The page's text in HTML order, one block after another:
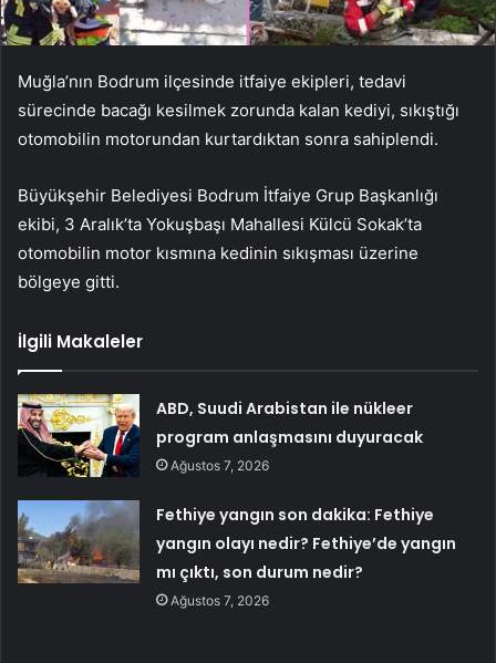
Muğla’nın Bodrum ilçesinde itfaiye ekipleri, tedavi
sürecinde bacağı kesilmek zorunda kalan kediyi, sıkıştığı
otomobilin motorundan kurtardıktan sonra sahiplendi.
Büyükşehir Belediyesi Bodrum İtfaiye Grup Başkanlığı
ekibi, 3 Aralık’ta Yokuşbaşı Mahallesi Külcü Sokak’ta
otomobilin motor kısmına kedinin sıkışması üzerine
bölgeye gitti.
İlgili Makaleler
ABD, Suudi Arabistan ile nükleer
program anlaşmasını duyuracak
Ağustos 7, 2026
Fethiye yangın son dakika: Fethiye
yangın olayı nedir? Fethiye’de yangın
mı çıktı, son durum nedir?
Ağustos 7, 2026